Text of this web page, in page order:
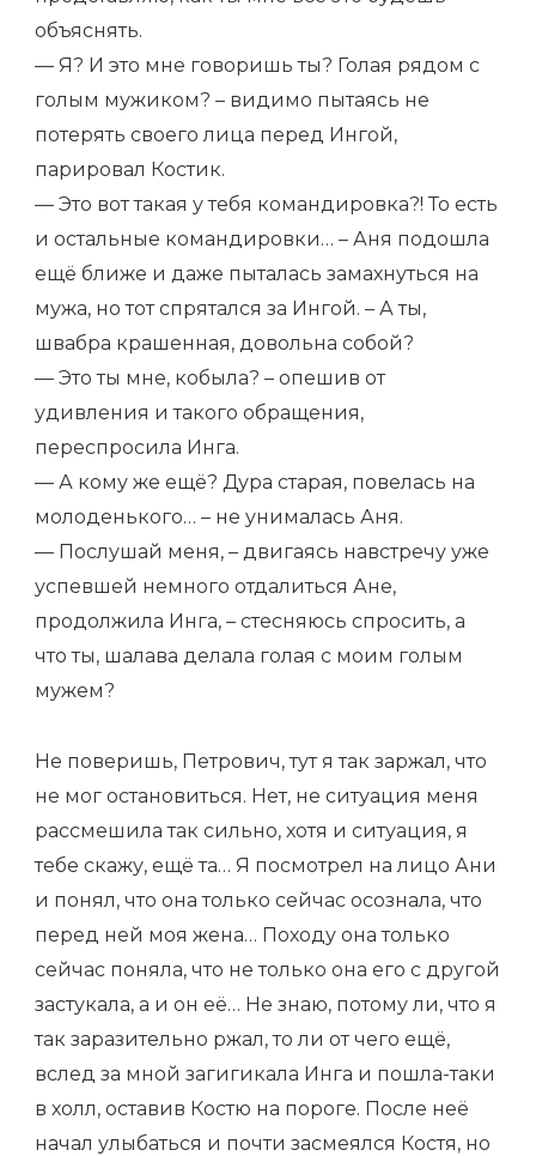
объяснять.
— Я? И это мне говоришь ты? Голая рядом с
голым мужиком? – видимо пытаясь не
потерять своего лица перед Ингой,
парировал Костик.
— Это вот такая у тебя командировка?! То есть
и остальные командировки… – Аня подошла
ещё ближе и даже пыталась замахнуться на
мужа, но тот спрятался за Ингой. – А ты,
швабра крашенная, довольна собой?
— Это ты мне, кобыла? – опешив от
удивления и такого обращения,
переспросила Инга.
— А кому же ещё? Дура старая, повелась на
молоденького… – не унималась Аня.
— Послушай меня, – двигаясь навстречу уже
успевшей немного отдалиться Ане,
продолжила Инга, – стесняюсь спросить, а
что ты, шалава делала голая с моим голым
мужем?
Не поверишь, Петрович, тут я так заржал, что
не мог остановиться. Нет, не ситуация меня
рассмешила так сильно, хотя и ситуация, я
тебе скажу, ещё та… Я посмотрел на лицо Ани
и понял, что она только сейчас осознала, что
перед ней моя жена… Походу она только
сейчас поняла, что не только она его с другой
застукала, а и он её… Не знаю, потому ли, что я
так заразительно ржал, то ли от чего ещё,
вслед за мной загигикала Инга и пошла-таки
в холл, оставив Костю на пороге. После неё
начал улыбаться и почти засмеялся Костя, но